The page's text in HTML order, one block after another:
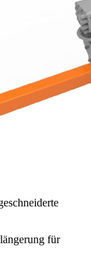
für